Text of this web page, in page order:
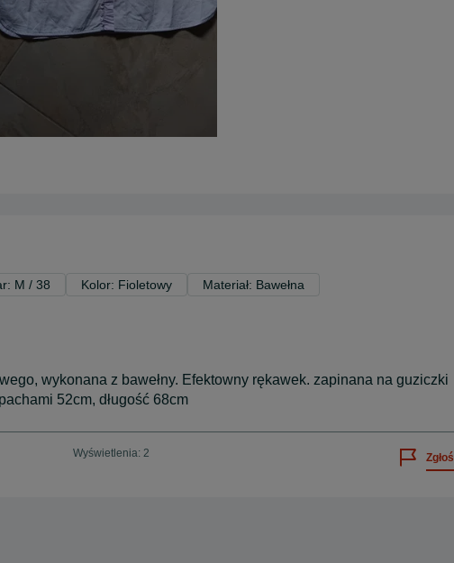
M / 38 Kolor: Fioletowy Materiał: Bawełna
wykonana z bawełny. Efektowny rękawek. zapinana na guziczki
52cm, długość 68cm
Wyświetlenia: 2 Zgłoś